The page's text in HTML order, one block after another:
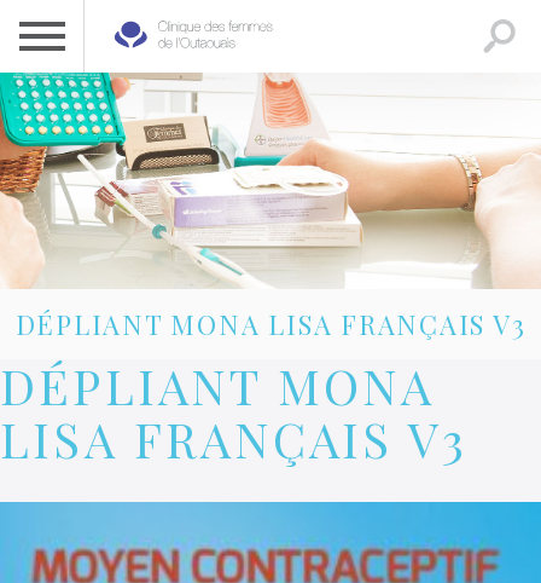
CLINIQUE DES FEMMES DE L’OUTAOUAIS
1 819 778-2055
DÉPLIANT MONA LISA FRANÇAIS V3
DÉPLIANT MONA
LISA FRANÇAIS V3